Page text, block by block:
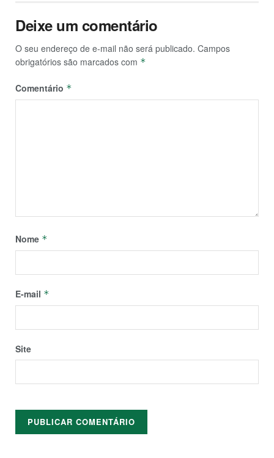
Deixe um comentário
O seu endereço de e-mail não será publicado. Campos
obrigatórios são marcados com *
Comentário *
Nome *
E-mail *
Site